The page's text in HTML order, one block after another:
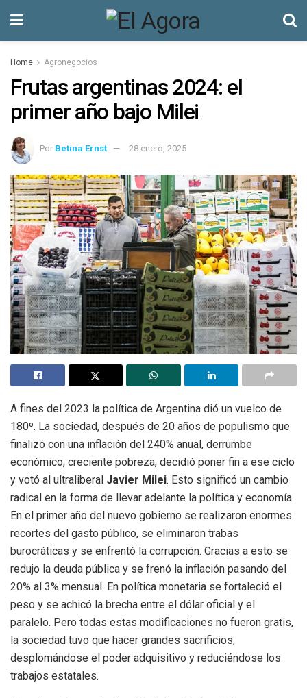
Home Agronegocios
Frutas argentinas 2024: el
primer año bajo Milei
Por Betina Ernst 28 enero, 2025
A fines del 2023 la política de Argentina dió un vuelco de
180º. La sociedad, después de 20 años de populismo que
finalizó con una inflación del 240% anual, derrumbe
económico, creciente pobreza, decidió poner fin a ese ciclo
y votó al ultraliberal Javier Milei. Esto significó un cambio
radical en la forma de llevar adelante la política y economía.
En el primer año del nuevo gobierno se realizaron enormes
recortes del gasto público, se eliminaron trabas
burocráticas y se enfrentó la corrupción. Gracias a esto se
redujo la deuda pública y se frenó la inflación pasando del
20% al 3% mensual. En política monetaria se fortaleció el
peso y se achicó la brecha entre el dólar oficial y el
paralelo. Pero todas estas modificaciones no fueron gratis,
la sociedad tuvo que hacer grandes sacrificios,
desplomándose el poder adquisitivo y reduciéndose los
trabajos estatales.